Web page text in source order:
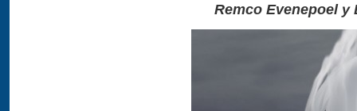
Remco Evenepoel y